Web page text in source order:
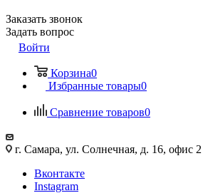
Заказать звонок
Задать вопрос
Войти
Корзина0
Избранные товары0
Сравнение товаров0
г. Самара, ул. Солнечная, д. 16, офис 2
Вконтакте
Instagram